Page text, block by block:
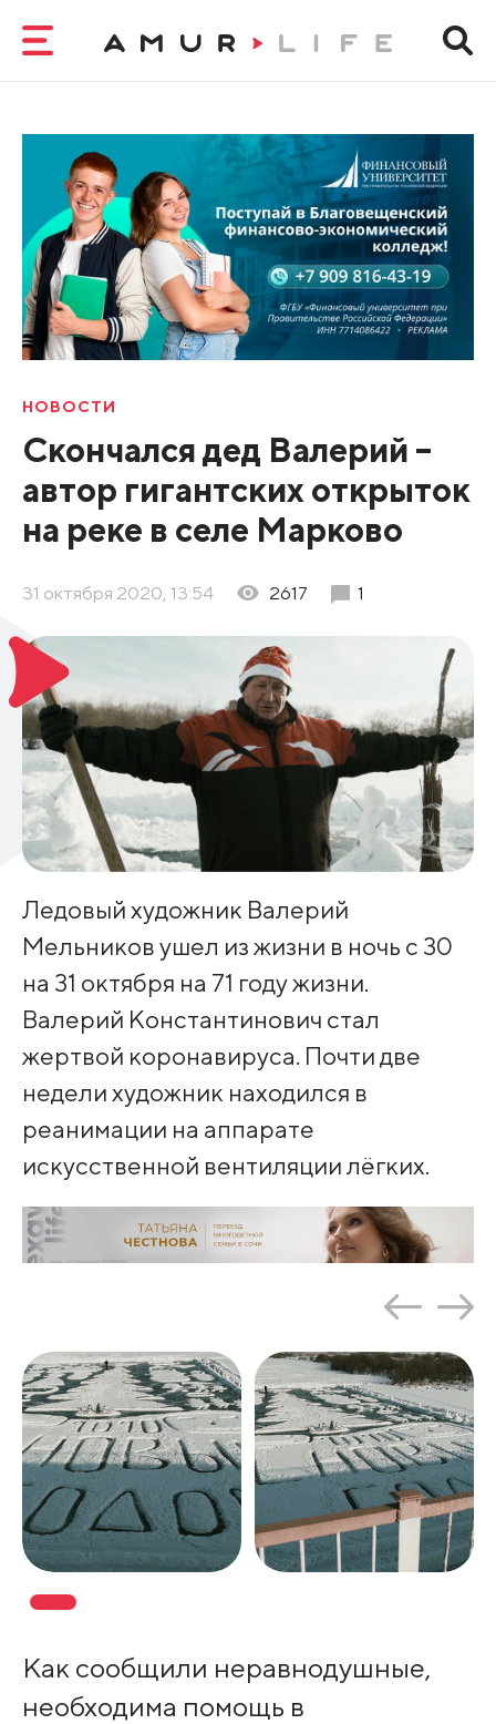
НОВОСТИ
Скончался дед Валерий –
автор гигантских открыток
на реке в селе Марково
31 октября 2020, 13:54 2617 1
Ледовый художник Валерий
Мельников ушел из жизни в ночь с 30
на 31 октября на 71 году жизни.
Валерий Константинович стал
жертвой коронавируса. Почти две
недели художник находился в
реанимации на аппарате
искусственной вентиляции лёгких.
Как сообщили неравнодушные,
необходима помощь в